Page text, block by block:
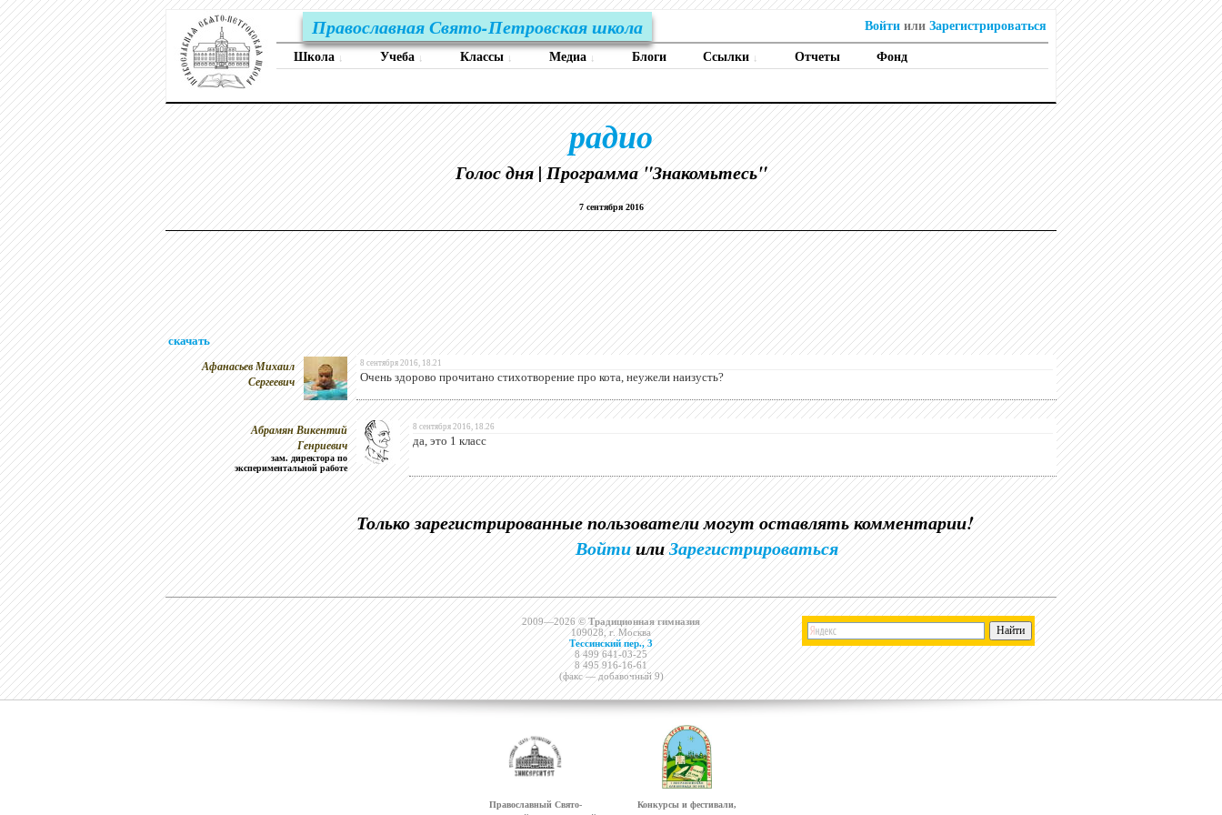
Православная Свято-Петровская школа
Школа ↓ Учеба ↓ Классы ↓ Медиа ↓ Блоги Ссылки ↓ Отчеты Фонд
Войти или Зарегистрироваться
радио
Голос дня | Программа "Знакомьтесь"
7 сентября 2016
скачать
Афанасьев Михаил
Сергеевич
8 сентября 2016, 18.21
Очень здорово прочитано стихотворение про кота, неужели наизусть?
Абрамян Викентий
Генриевич
зам. директора по
экспериментальной работе
8 сентября 2016, 18.26
да, это 1 класс
Только зарегистрированные пользователи могут оставлять комментарии!
ВойтиилиЗарегистрироваться
2009—2026 ©Традиционная гимназия
109028, г. Москва
Тессинский пер., 3
8 499 641-03-25
8 495 916-16-61
(факс — добавочный 9)
Православный Свято-
Конкурсы и фестивали,